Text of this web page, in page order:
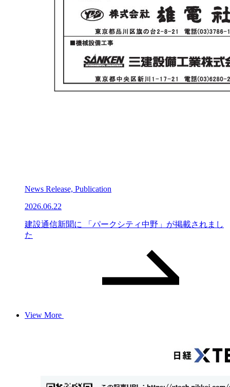
News Release, Publication
2026.06.22
建設通信新聞に 「パークシティ中野」が掲載されまし
た
View More